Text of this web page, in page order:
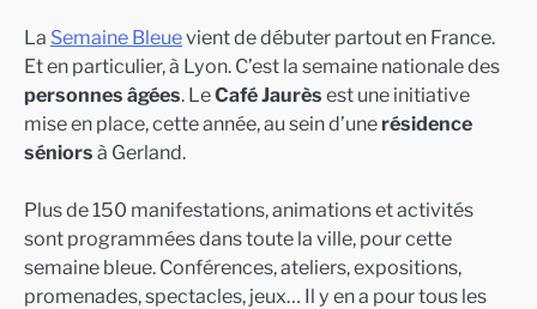
La Semaine Bleuevient de débuter partout en France.
Et en particulier, à Lyon. C’est la semaine nationale des
personnes âgées. LeCafé Jaurès est une initiative
mise en place, cette année, au sein d’une résidence
séniors à Gerland.
Plus de 150 manifestations, animations et activités
sont programmées dans toute la ville, pour cette
semaine bleue. Conférences, ateliers, expositions,
promenades, spectacles, jeux… Il y en a pour tous les